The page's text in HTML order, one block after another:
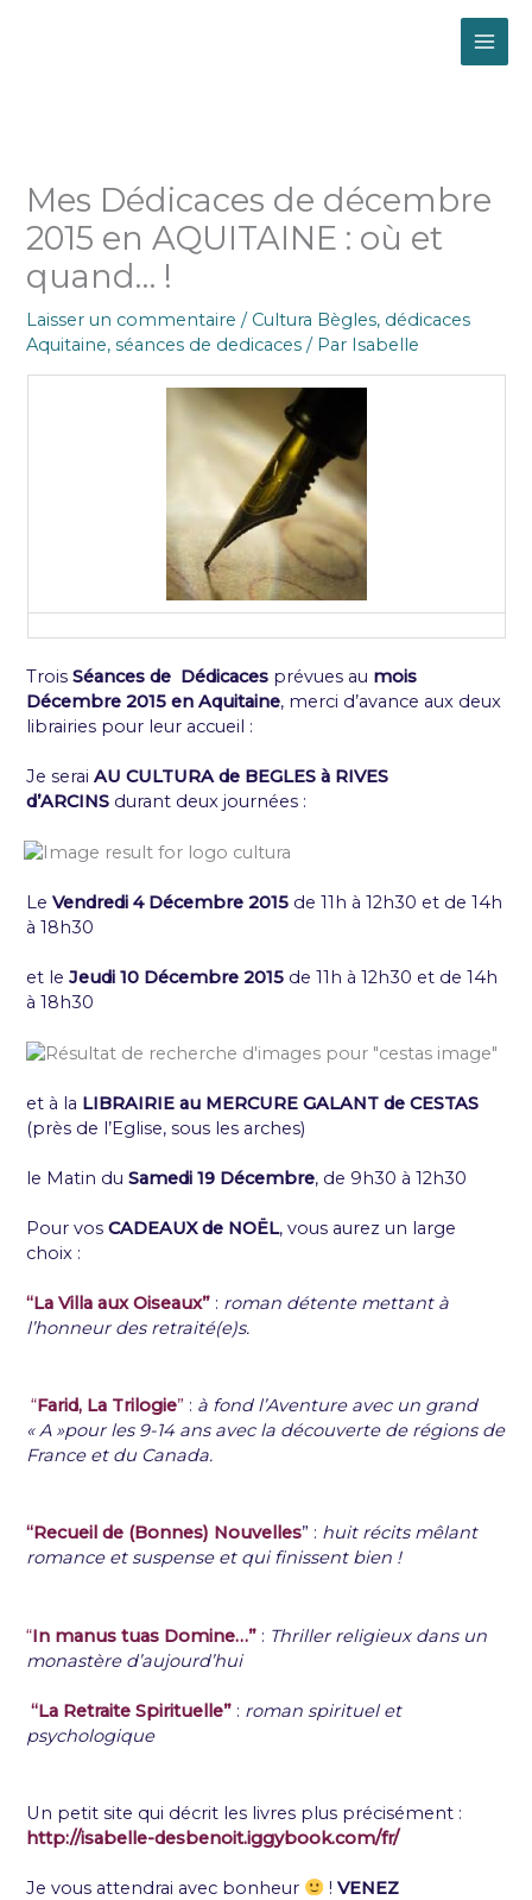
Mes Dédicaces de décembre
2015 en AQUITAINE : où et
quand… !
Laisser un commentaire / Cultura Bègles, dédicaces
Aquitaine,séances de dedicaces / Par Isabelle
TroisSéances de Dédicaces prévues au mois
Décembre 2015 en Aquitaine, merci d’avance aux deux
librairies pour leur accueil :
Je seraiAU CULTURA de BEGLES à RIVES
d’ARCINS durant deux journées :
LeVendredi 4 Décembre 2015 de 11h à 12h30 et de 14h
à 18h30
et leJeudi 10 Décembre 2015 de 11h à 12h30 et de 14h
à 18h30
et à la LIBRAIRIE au MERCURE GALANT de CESTAS
(près de l’Eglise, sous les arches)
le Matin duSamedi 19 Décembre, de 9h30 à 12h30
Pour vosCADEAUX de NOËL, vous aurez un large
choix :
“La Villa aux Oiseaux” : roman détente mettant à
l’honneur des retraité(e)s.
“Farid, La Trilogie” : à fond l’Aventure avec un grand
« A »pour les 9-14 ans avec la découverte de régions de
France et du Canada.
“Recueil de (Bonnes) Nouvelles” : huit récits mêlant
romance et suspense et qui finissent bien !
“In manus tuas Domine…” : Thriller religieux dans un
monastère d’aujourd’hui
“La Retraite Spirituelle” : roman spirituel et
psychologique
Un petit site qui décrit les livres plus précisément :
http://isabelle-desbenoit.iggybook.com/fr/
Je vous attendrai avec bonheur !VENEZ